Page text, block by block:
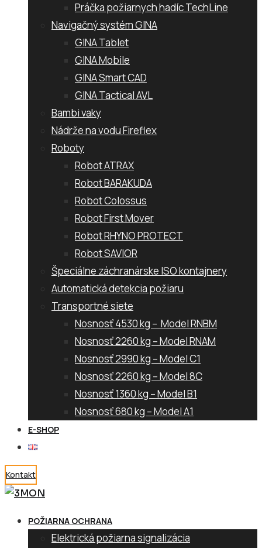
Práčka požiarnych hadíc TechLine
Navigačný systém GINA
GINA Tablet
GINA Mobile
GINA Smart CAD
GINA Tactical AVL
Bambi vaky
Nádrže na vodu Fireflex
Roboty
Robot ATRAX
Robot BARAKUDA
Robot Colossus
Robot First Mover
Robot RHYNO PROTECT
Robot SAVIOR
Špeciálne záchranárske ISO kontajnery
Automatická detekcia požiaru
Transportné siete
Nosnosť 4530 kg – Model RNBM
Nosnosť 2260 kg – Model RNAM
Nosnosť 2990 kg – Model C1
Nosnosť 2260 kg – Model 8C
Nosnosť 1360 kg – Model B1
Nosnosť 680 kg – Model A1
E-SHOP
Kontakt
POŽIARNA OCHRANA
Elektrická požiarna signalizácia